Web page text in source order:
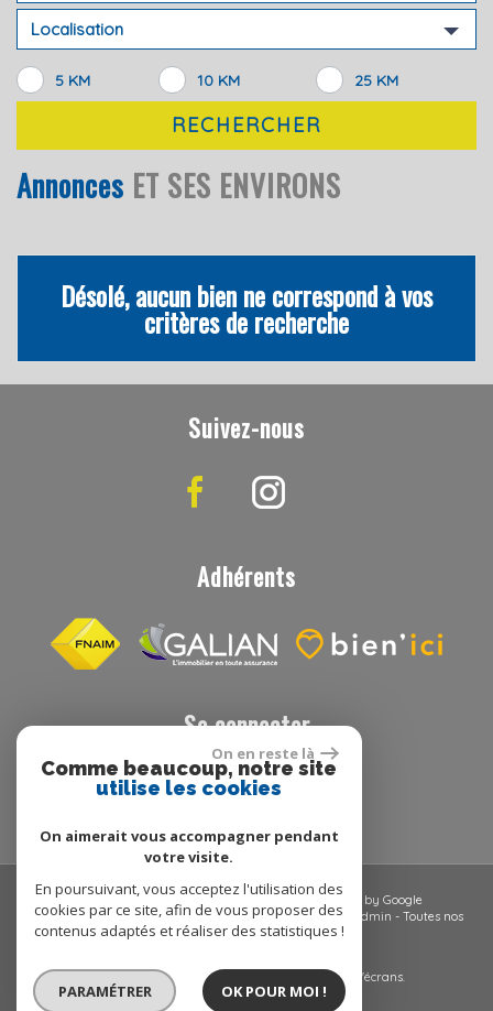
Localisation
5 KM 10 KM 25 KM
RECHERCHER
Annonces ET SES ENVIRONS
Désolé, aucun bien ne correspond à vos
critères de recherche
Suivez-nous
Adhérents
Se connecter
Espace propriétaire
© 2026 | Tous droits réservés | Traduction powered by Google
Plan du site-Mentions légales- Nos honoraires- Liens Admin - Toutes nos
annonces-Politique RGPD
un seul site adaptable à tous les types d'écrans.
On en reste là
Comme beaucoup, notre site
utilise les cookies
On aimerait vous accompagner pendant
votre visite.
En poursuivant, vous acceptez l'utilisation des
cookies par ce site, afin de vous proposer des
contenus adaptés et réaliser des statistiques !
PARAMÉTRER OK POUR MOI !